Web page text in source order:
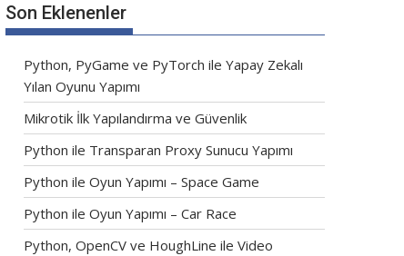
Son Eklenenler
Python, PyGame ve PyTorch ile Yapay Zekalı
Yılan Oyunu Yapımı
Mikrotik İlk Yapılandırma ve Güvenlik
Python ile Transparan Proxy Sunucu Yapımı
Python ile Oyun Yapımı – Space Game
Python ile Oyun Yapımı – Car Race
Python, OpenCV ve HoughLine ile Video